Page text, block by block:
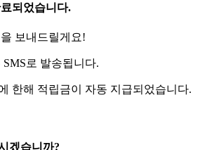
되었습니다.
보내드릴게요!
로 발송됩니다.
한해 적립금이 자동 지급되었습니다.
겠습니까?